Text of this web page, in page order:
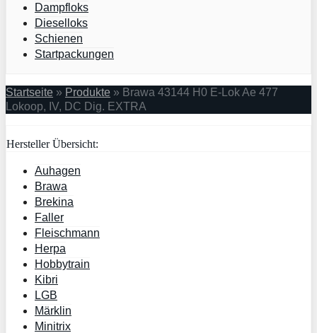
Dampfloks
Dieselloks
Schienen
Startpackungen
Startseite » Produkte » Brawa 43144 H0 E-Lok Ae 477
Lokoop, IV, DC Dig. EXTRA
Hersteller Übersicht:
Auhagen
Brawa
Brekina
Faller
Fleischmann
Herpa
Hobbytrain
Kibri
LGB
Märklin
Minitrix